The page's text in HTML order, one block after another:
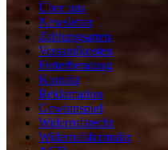
Über uns
Newsletter
Zahlungsarten
Versandkosten
Futterberatung
Kontakt
Reklamation
Gewinnspiel
Widerrufsrecht
Widerrufsformular